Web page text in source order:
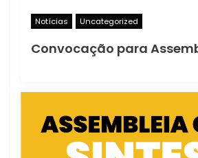
Notícias Uncategorized